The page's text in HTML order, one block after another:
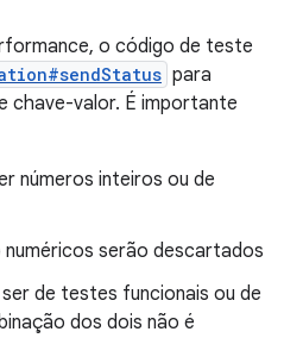
o código de teste
para
chave-valor. É importante
números inteiros ou de
serão descartados
de testes funcionais ou de
dos dois não é